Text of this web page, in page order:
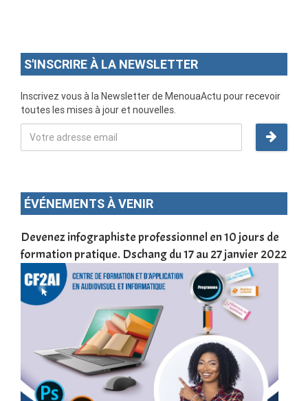
S'INSCRIRE À LA NEWSLETTER
Inscrivez vous à la Newsletter de MenouaActu pour recevoir
toutes les mises à jour et nouvelles.
ÉVÉNEMENTS À VENIR
Devenez infographiste professionnel en 10 jours de
formation pratique. Dschang du 17 au 27 janvier 2022